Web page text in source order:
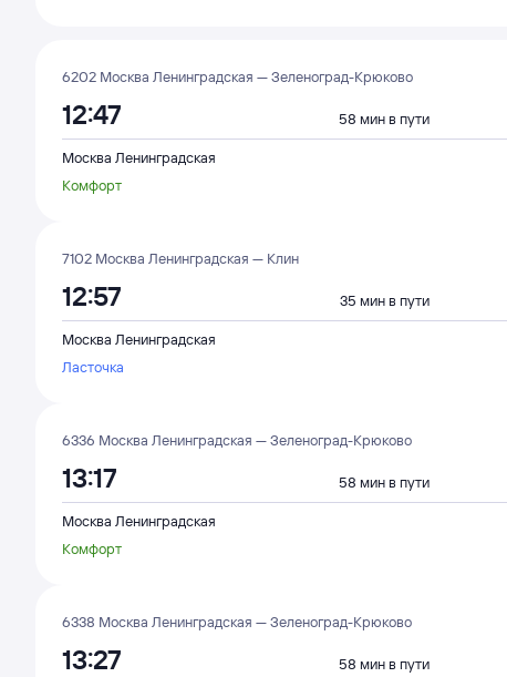
6202 Москва Ленинградская — Зеленоград-Крюково
12:47 58 мин в пути
Москва Ленинградская
Комфорт
7102 Москва Ленинградская — Клин
12:57 35 мин в пути
Москва Ленинградская
Ласточка
6336 Москва Ленинградская — Зеленоград-Крюково
13:17 58 мин в пути
Москва Ленинградская
Комфорт
6338 Москва Ленинградская — Зеленоград-Крюково
13:27 58 мин в пути